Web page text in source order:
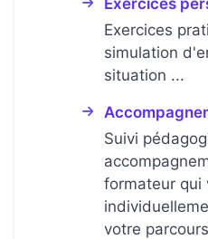
Exercices
simulation
situation ...
Suivi
formateur qui
votre